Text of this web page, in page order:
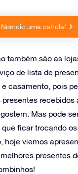
Nomeie uma estrela!
também são as
de lista de
e casamento, pois
recebidos
Mas pode
ficar trocando
hoje viemos
presentes